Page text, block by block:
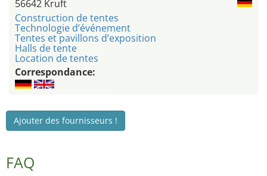
56642 Kruft
Construction de tentes
Technologie d’événement
Tentes et pavillons d’exposition
Halls de tente
Location de tentes
Correspondance:
Ajouter des fournisseurs !
FAQ